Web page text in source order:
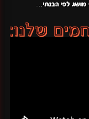
מושג לפי הבנתי…